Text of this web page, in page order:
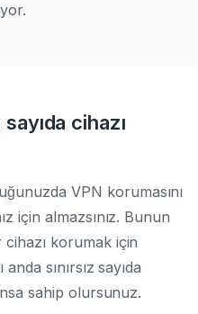
cihazı
VPN korumasını
için almazsınız. Bunun
korumak için
sınırsız sayıda
sahip olursunuz.